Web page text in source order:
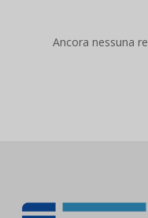
Ancora nessuna